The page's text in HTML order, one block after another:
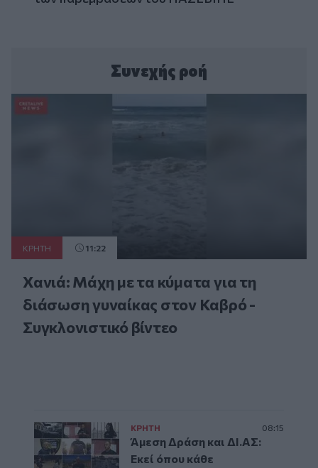
Συνεχής ροή
ΚΡΗΤΗ 11:22
Χανιά: Μάχη με τα κύματα για τη
διάσωση γυναίκας στον Καβρό -
Συγκλονιστικό βίντεο
ΚΡΗΤΗ 08:15
Άμεση Δράση και ΔΙ.ΑΣ:
Εκεί όπου κάθε